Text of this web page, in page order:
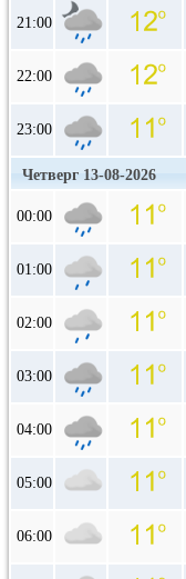
21:00
22:00
23:00
Четверг 13-08-2026
00:00
01:00
02:00
03:00
04:00
05:00
06:00